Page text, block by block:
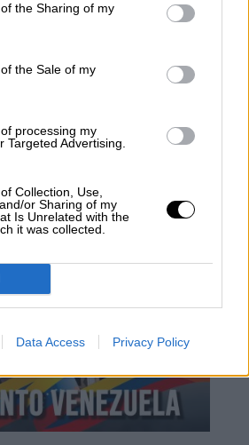
the Sharing of my
the Sale of my
processing my
Targeted Advertising.
Collection, Use,
or Sharing of my
Is Unrelated with the
it was collected.
Data Access Privacy Policy
PASANDO EN EL
y comuniación